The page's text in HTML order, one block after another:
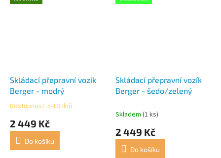
Skládací přepravní vozík
Berger - modrý
Průměrné
produktu
4,0
Dostupnost: 5-10 dnů
2 449 Kč
Do košíku
Skládací přepravní vozík
Berger - šedo/zelený
Skladem (1 ks)
2 449 Kč
Do košíku